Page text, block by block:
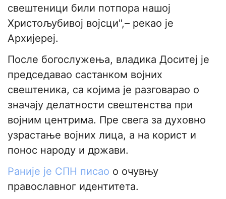
свештеници били потпора нашој
Христољубивој војсци",– рекао је
Архијереј.
После богослужења, владика Доситеј је
председавао састанком војних
свештеника, са којима је разговарао о
значају делатности свештенства при
војним центрима. Пре свега за духовно
узрастање војних лица, а на корист и
понос народу и држави.
Раније је СПН писао о очувњу
православног идентитета.